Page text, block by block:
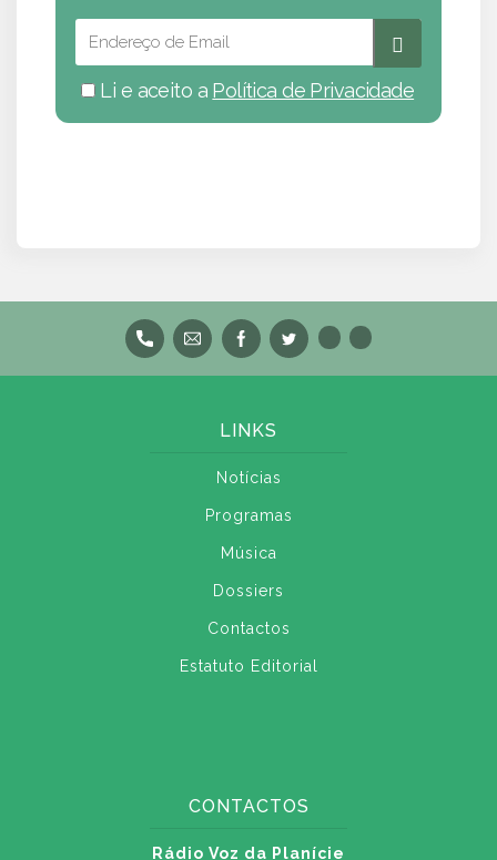
Li e aceito a Política de Privacidade
LINKS
Notícias
Programas
Música
Dossiers
Contactos
Estatuto Editorial
CONTACTOS
Rádio Voz da Planície